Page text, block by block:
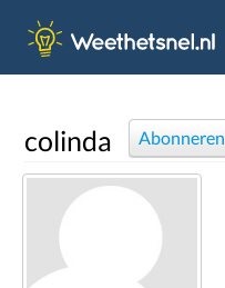
colinda Abonneren